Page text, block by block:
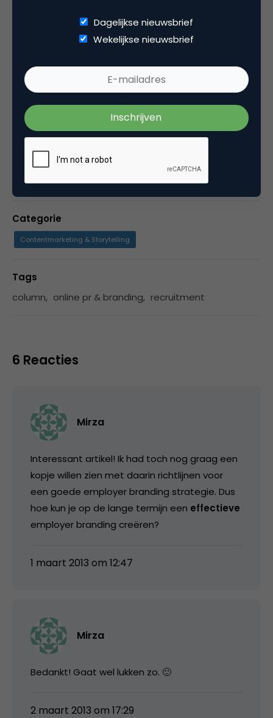
Professionals
Marketing, Communication & Sales Professionals.
USG MarComSales is arbeidsbemiddelaar in
communicatie-, marketing- & salesprofessionals
met een HBO+ denk- en werkniveau. USG
MarComSales staat voor de optimale P van
Personeel in uw marcommix.
Categorie
Contentmarketing & Storytelling
Tags
column, online pr & branding, recruitment
6 Reacties
Mirza
Interessant artikel! Ik had toch nog graag een
kopje willen zien met daarin richtlijnen voor
een goede employer branding strategie. Dus
hoe kun je op de lange termijn een effectieve
employer branding creëren?
1 maart 2013 om 12:47
Mirza
Bedankt! Gaat wel lukken zo. 🙂
2 maart 2013 om 17:29
Dagelijkse nieuwsbrief
Wekelijkse nieuwsbrief